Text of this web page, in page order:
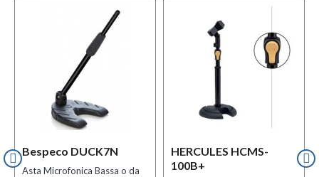
Bespeco DUCK7N
Asta Microfonica Bassa o da
HERCULES HCMS-
100B+